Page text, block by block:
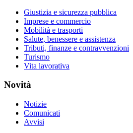
Giustizia e sicurezza pubblica
Imprese e commercio
Mobilità e trasporti
Salute, benessere e assistenza
Tributi, finanze e contravvenzioni
Turismo
Vita lavorativa
Novità
Notizie
Comunicati
Avvisi